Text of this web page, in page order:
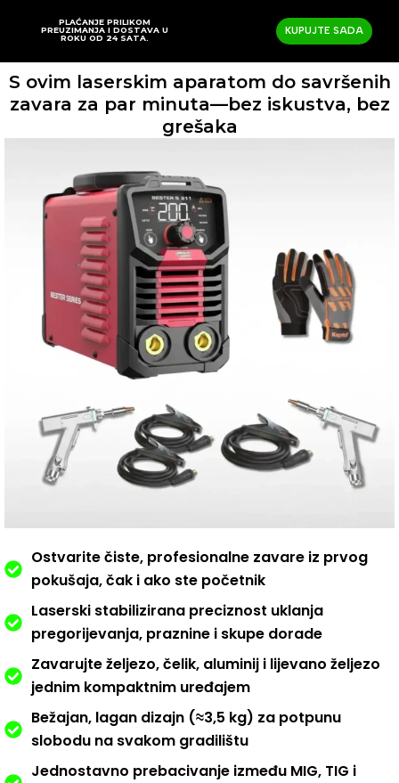
PLAĆANJE PRILIKOM
PREUZIMANJA I DOSTAVA U
ROKU OD 24 SATA.
KUPUJTE SADA
S ovim laserskim aparatom do savršenih
zavara za par minuta—bez iskustva, bez
grešaka
Ostvarite čiste, profesionalne zavare iz prvog
pokušaja, čak i ako ste početnik
Laserski stabilizirana preciznost uklanja
pregorijevanja, praznine i skupe dorade
Zavarujte željezo, čelik, aluminij i lijevano željezo
jednim kompaktnim uređajem
Bežajan, lagan dizajn (≈3,5 kg) za potpunu
slobodu na svakom gradilištu
Jednostavno prebacivanje između MIG, TIG i